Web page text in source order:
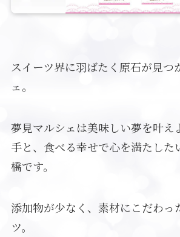
スイーツ界に羽ばたく原石が見つ
ェ。
夢見マルシェは美味しい夢を叶え
手と、食べる幸せで心を満たした
橋です。
添加物が少なく、素材にこだわっ
ツ。